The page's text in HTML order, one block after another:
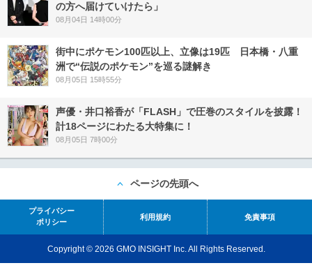
の方へ届けていけたら」
08月04日 14時00分
街中にポケモン100匹以上、立像は19匹 日本橋・八重
洲で“伝説のポケモン”を巡る謎解き
08月05日 15時55分
声優・井口裕香が「FLASH」で圧巻のスタイルを披露！
計18ページにわたる大特集に！
08月05日 7時00分
ページの先頭へ
プライバシー
ポリシー
利用規約 免責事項
Copyright © 2026 GMO INSIGHT Inc. All Rights Reserved.